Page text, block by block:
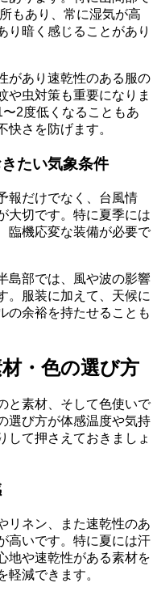
もあり、常に湿気が高
り暗く感じることがあり
があり速乾性のある服の
や虫対策も重要になりま
2度低くなることもあ
快さを防げます。
たい気象条件
報だけでなく、台風情
大切です。特に夏季には
臨機応変な装備が必要で
島部では、風や波の影響
。服装に加えて、天候に
の余裕を持たせることも
・色の選び方
と素材、そして色使いで
選び方が体感温度や気持
して押さえておきましょ
リネン、また速乾性のあ
高いです。特に夏には汗
地や速乾性がある素材を
減できます。